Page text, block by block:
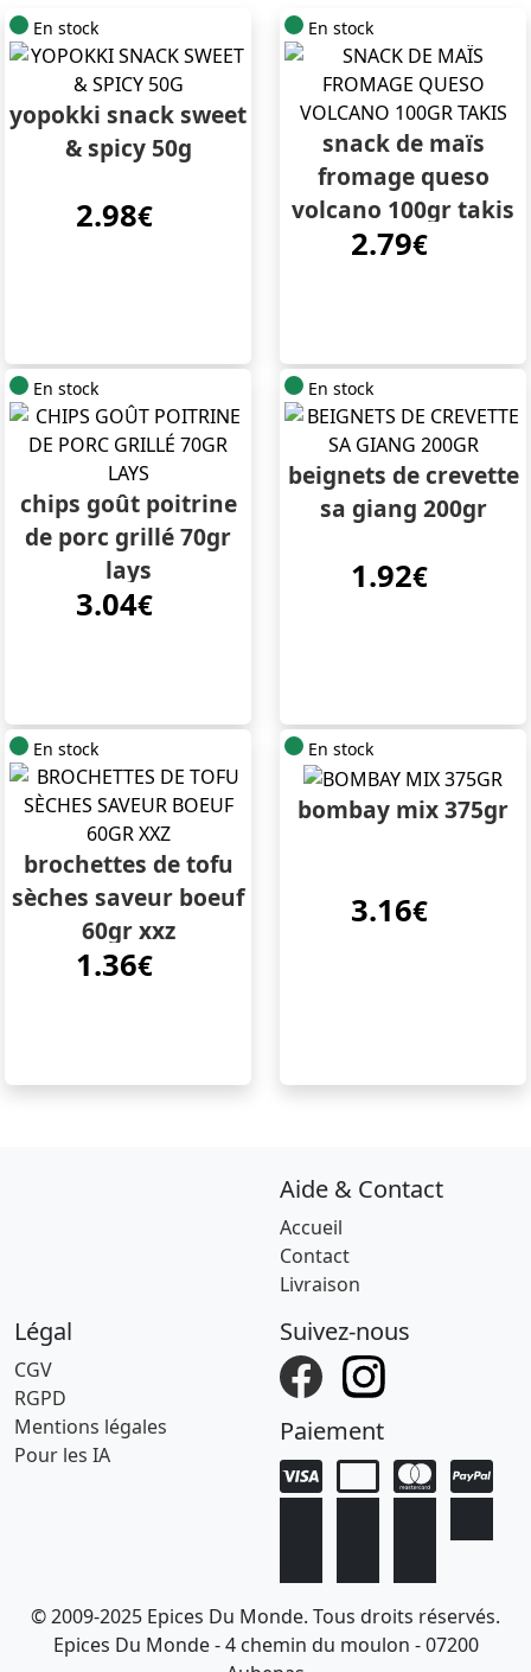
En stock
yopokki snack sweet
& spicy 50g
2.98€
En stock
snack de maïs
fromage queso
volcano 100gr takis
2.79€
En stock
chips goût poitrine
de porc grillé 70gr
lays
3.04€
En stock
beignets de crevette
sa giang 200gr
1.92€
En stock
brochettes de tofu
sèches saveur boeuf
60gr xxz
1.36€
En stock
bombay mix 375gr
3.16€
Aide & Contact
Accueil
Contact
Livraison
Légal
CGV
RGPD
Mentions légales
Pour les IA
Suivez-nous
Paiement
© 2009-2025 Epices Du Monde. Tous droits réservés.
Epices Du Monde - 4 chemin du moulon - 07200